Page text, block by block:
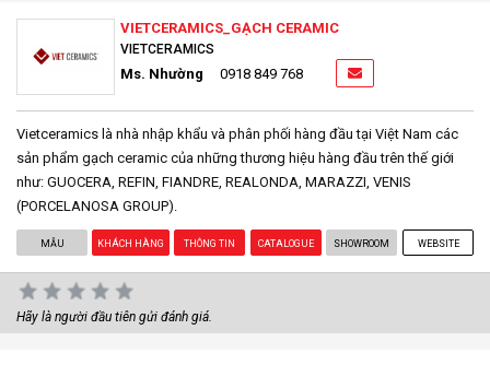
VIETCERAMICS_GẠCH CERAMIC
VIETCERAMICS
Ms. Nhường 0918 849 768
Vietceramics là nhà nhập khẩu và phân phối hàng đầu tại Việt Nam các
sản phẩm gạch ceramic của những thương hiệu hàng đầu trên thế giới
như: GUOCERA, REFIN, FIANDRE, REALONDA, MARAZZI, VENIS
(PORCELANOSA GROUP).
MẪU KHÁCH HÀNG THÔNG TIN CATALOGUE SHOWROOM WEBSITE
Hãy là người đầu tiên gửi đánh giá.